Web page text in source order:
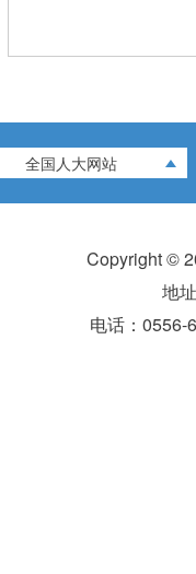
全国人大网站
Copyright ©
地
电话：